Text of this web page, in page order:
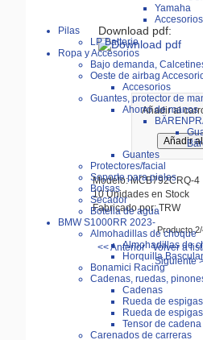
Yamaha
Accesorios
Pilas
LP Batterie
Ropa y Accesorios
Bajo demanda,
Oeste de airbag
Accesorios
Guantes, protector de
Ahorro de manos
Guantes
Protectores/facial
Soporte para pieles
Bolsas
Secador
Botella de agua
BMW S1000RR 2023-
Almohadillas de choque
Almohadillas de
Bonamici Racing
Cadenas, ruedas,
Cadenas
Rueda de espigas
Rueda de espigas
Tensor de cadena
Carenados de carreras
Download pdf:
Añadir al
Modelo: MCB792CRQ-4
10 Unidades en Stock
Fabricado por: TRW
Producto
<< Anterior Volver a
Siguiente